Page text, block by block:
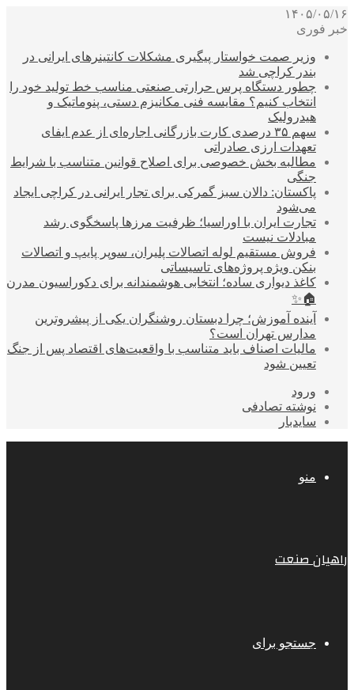
۱۴۰۵/۰۵/۱۶
خبر فوری
وزیر صمت خواستار پیگیری مشکلات کانتینرهای ایرانی در
بندر کراچی شد
چطور دستگاه پرس حرارتی صنعتی مناسب خط تولید خود را
انتخاب کنیم؟ مقایسه فنی مکانیزم دستی، پنوماتیک و
هیدرولیک
سهم ۳۵ درصدی کارت بازرگانی اجاره‌ای از عدم ایفای
تعهدات ارزی صادراتی
مطالبه بخش خصوصی برای اصلاح قوانین متناسب با شرایط
جنگی
پاکستان: دالان سبز گمرکی برای تجار ایرانی در کراچی ایجاد
می‌شود
تجارت ایران با اوراسیا؛ ظرفیت مرزها پاسخگوی رشد
مبادلات نیست
فروش مستقیم لوله اتصالات پلیران، سوپر پایپ و اتصالات
بنکن ویژه پروژه‌های تاسیساتی
کاغذ دیواری ساده؛ انتخابی هوشمندانه برای دکوراسیون مدرن
🏠✨
آینده آموزش؛ چرا دبستان روشنگران یکی از پیشروترین
مدارس تهران است؟
مالیات اصناف باید متناسب با واقعیت‌های اقتصاد پس از جنگ
تعیین شود
ورود
نوشته تصادفی
سایدبار
منو
راهیان صنعت
جستجو برای